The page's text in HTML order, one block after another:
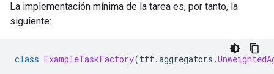
La implementación mínima de la tarea es, por tanto, la
siguiente:
class ExampleTaskFactory(tff.aggregators .